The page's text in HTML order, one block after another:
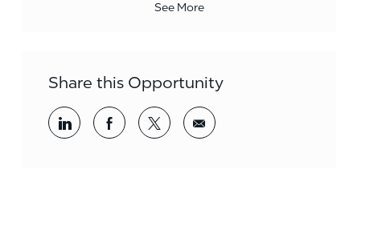
See More
Share this Opportunity
Share via LinkedInShare via Facebook
Share via twitterShare via email